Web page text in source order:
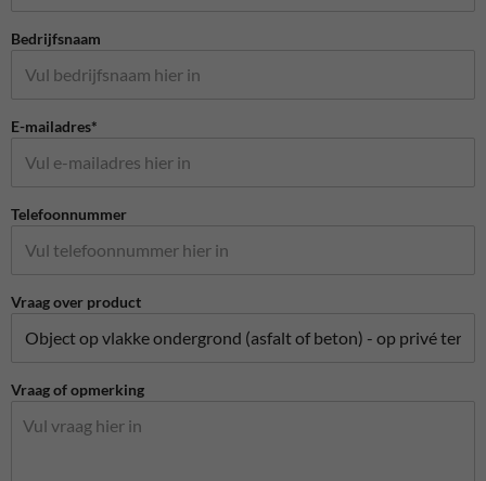
Bedrijfsnaam
E-mailadres*
Telefoonnummer
Vraag over product
Vraag of opmerking